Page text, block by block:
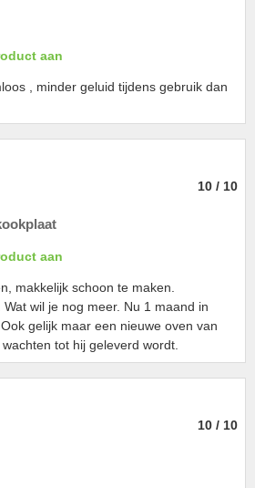
aan
, minder geluid tijdens gebruik dan
10 / 10
aan
makkelijk schoon te maken.
wil je nog meer. Nu 1 maand in
gelijk maar een nieuwe oven van
tot hij geleverd wordt.
10 / 10